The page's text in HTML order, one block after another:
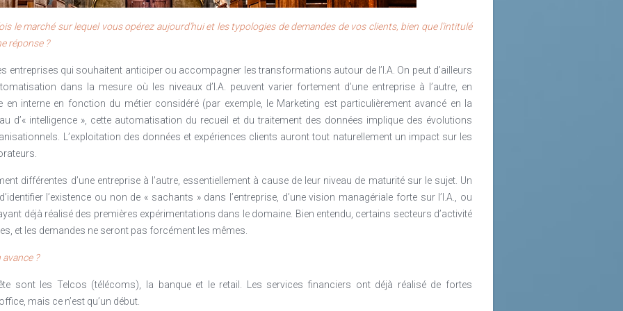
en moyenne les entreprises ? C’en est presque intenable tant il faut d’énergie et d’adaptabilité, alors que
d’importance à gérer allant du recrutement à l’expérience collaborateur.
« pratique » du référentiel du fait de l’impermanence de ce qui est attendu, la notion de Talent,
lié au parcours et à la motivation du collaborateur. Le Talent a ceci de fondamental qu’il s’adapte, qu’il est
du candidat dans le cadre de la mission.
il apparait aujourd’hui comme étant de plus en plus un pari sur l'avenir grâce à des paramètres
une meilleure prédictibilité des réalisations futures.
ADN les Talents plutôt que les seules compétences, l’homme ou la femme plutôt que le référentiel, cela
propres collaborateurs actifs sur la valorisation de leurs atouts…. Et pour cela, fournir des outils d’IA aux
en tant que Talent.
le marché sur lequel vous opérez aujourd’hui et les typologies de demandes de vos clients, bien que l’intitulé
réponse ?
entreprises qui souhaitent anticiper ou accompagner les transformations autour de l’I.A. On peut d’ailleurs
dans la mesure où les niveaux d’I.A. peuvent varier fortement d’une entreprise à l’autre, en
interne en fonction du métier considéré (par exemple, le Marketing est particulièrement avancé en la
d’« intelligence », cette automatisation du recueil et du traitement des données implique des évolutions
L’exploitation des données et expériences clients auront tout naturellement un impact sur les
différentes d’une entreprise à l’autre, essentiellement à cause de leur niveau de maturité sur le sujet. Un
l’existence ou non de « sachants » dans l’entreprise, d’une vision managériale forte sur l’I.A., ou
déjà réalisé des premières expérimentations dans le domaine. Bien entendu, certains secteurs d’activité
et les demandes ne seront pas forcément les mêmes.
?
sont les Telcos (télécoms), la banque et le retail. Les services financiers ont déjà réalisé de fortes
mais ce n’est qu’un début.